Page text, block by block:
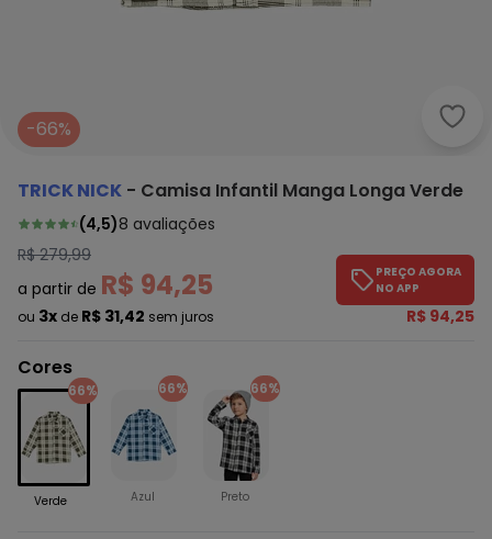
-66%
TRICK NICK - Camisa Infantil Manga Longa Verde
(4,5)8 avaliações
R$ 279,99
a partir de R$ 94,25
ou 3x de R$ 31,42 sem juros
PREÇO AGORA
NO APP
R$ 94,25
Cores
66%
Verde
66%
Azul
66%
Preto